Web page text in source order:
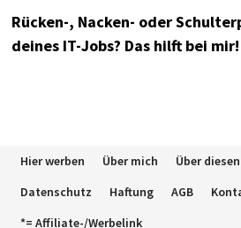
Rücken-, Nacken- oder
deines IT-Jobs? Das hilft bei mir!
Hier werben Über mich Über
Datenschutz
Haftung AGB
*= Affiliate-/Werbelink